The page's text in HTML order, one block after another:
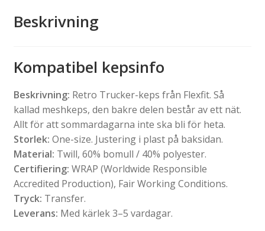
Beskrivning
Kompatibel kepsinfo
Beskrivning: Retro Trucker-keps från Flexfit. Så
kallad meshkeps, den bakre delen består av ett nät.
Allt för att sommardagarna inte ska bli för heta.
Storlek: One-size. Justering i plast på baksidan.
Material: Twill, 60% bomull / 40% polyester.
Certifiering: WRAP (Worldwide Responsible
Accredited Production), Fair Working Conditions.
Tryck: Transfer.
Leverans: Med kärlek 3–5 vardagar.